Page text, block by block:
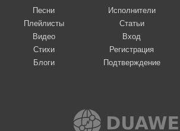
Песни
Плейлисты
Видео
Стихи
Блоги
Исполнители
Статьи
Вход
Регистрация
Подтверждение